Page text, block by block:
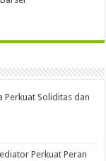
Perkuat Soliditas dan
Perkuat Peran